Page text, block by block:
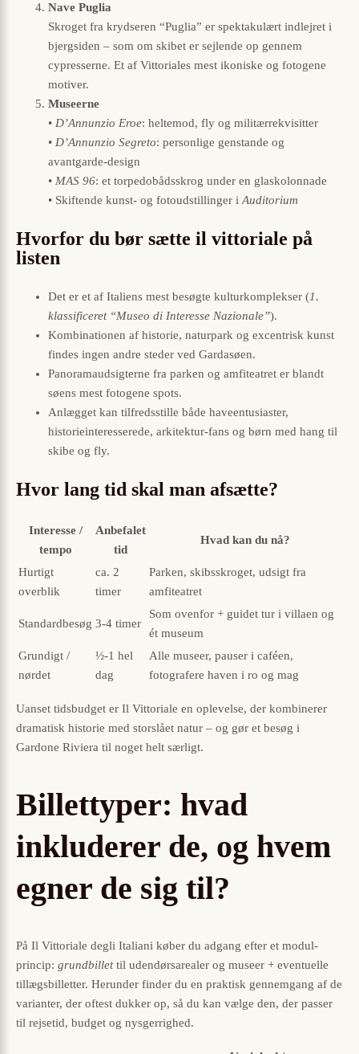
Nave Puglia
Skroget fra krydseren “Puglia” er spektakulært indlejret i
bjergsiden – som om skibet er sejlende op gennem
cypresserne. Et af Vittoriales mest ikoniske og fotogene
motiver.
Museerne
• D’Annunzio Eroe: heltemod, fly og militærrekvisitter
• D’Annunzio Segreto: personlige genstande og
avantgarde-design
• MAS 96: et torpedobådsskrog under en glaskolonnade
• Skiftende kunst- og fotoudstillinger iAuditorium
Hvorfor du bør sætte il vittoriale på
listen
Det er et af Italiens mest besøgte kulturkomplekser (1.
klassificeret “Museo di Interesse Nazionale”).
Kombinationen af historie, naturpark og excentrisk kunst
findes ingen andre steder ved Gardasøen.
Panoramaudsigterne fra parken og amfiteatret er blandt
søens mest fotogene spots.
Anlægget kan tilfredsstille både haveentusiaster,
historieinteresserede, arkitektur-fans og børn med hang til
skibe og fly.
Hvor lang tid skal man afsætte?
Interesse /
tempo
Anbefalet
tid
Hvad kan du nå?
Hurtigt
overblik
ca. 2
timer
Parken, skibsskroget, udsigt fra
amfiteatret
Standardbesøg 3-4 timer
Som ovenfor + guidet tur i villaen og
ét museum
Grundigt /
nørdet
½-1 hel
dag
Alle museer, pauser i caféen,
fotografere haven i ro og mag
Uanset tidsbudget er Il Vittoriale en oplevelse, der kombinerer
dramatisk historie med storslået natur – og gør et besøg i
Gardone Riviera til noget helt særligt.
Billettyper: hvad
inkluderer de, og hvem
egner de sig til?
På Il Vittoriale degli Italiani køber du adgang efter et modul-
princip: grundbillettil udendørsarealer og museer + eventuelle
tillægsbilletter. Herunder finder du en praktisk gennemgang af de
varianter, der oftest dukker op, så du kan vælge den, der passer
til rejsetid, budget og nysgerrighed.